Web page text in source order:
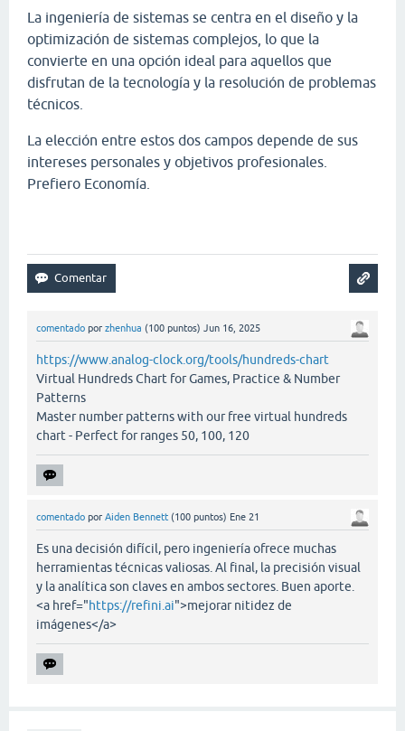
La ingeniería de sistemas se centra en el diseño y la
optimización de sistemas complejos, lo que la
convierte en una opción ideal para aquellos que
disfrutan de la tecnología y la resolución de problemas
técnicos.
La elección entre estos dos campos depende de sus
intereses personales y objetivos profesionales.
Prefiero Economía.
comentado por zhenhua (100 puntos) Jun 16, 2025
https://www.analog-clock.org/tools/hundreds-chart
Virtual Hundreds Chart for Games, Practice & Number
Patterns
Master number patterns with our free virtual hundreds
chart - Perfect for ranges 50, 100, 120
comentado por Aiden Bennett (100 puntos) Ene 21
Es una decisión difícil, pero ingeniería ofrece muchas
herramientas técnicas valiosas. Al final, la precisión visual
y la analítica son claves en ambos sectores. Buen aporte.
<a href="https://refini.ai">mejorar nitidez de
imágenes</a>